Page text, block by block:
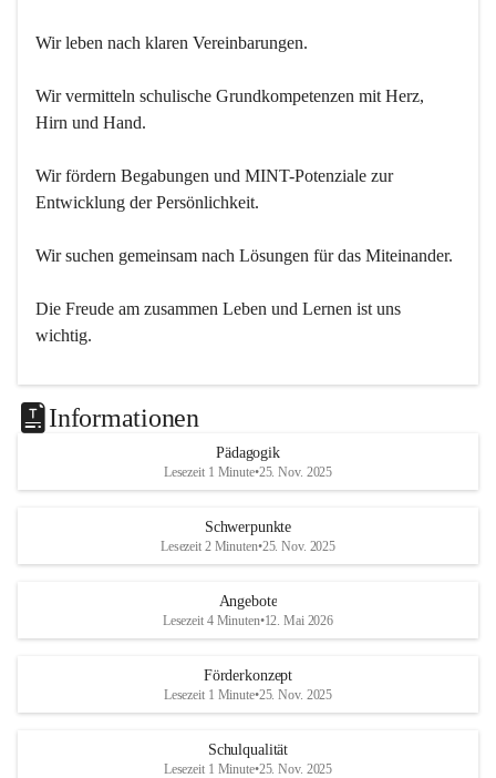
Wir leben nach klaren Vereinbarungen.
Wir vermitteln schulische Grundkompetenzen mit Herz,
Hirn und Hand.
Wir fördern Begabungen und MINT-Potenziale zur
Entwicklung der Persönlichkeit.
Wir suchen gemeinsam nach Lösungen für das Miteinander.
Die Freude am zusammen Leben und Lernen ist uns
wichtig.
Informationen
Pädagogik
Lesezeit 1 Minute•25. Nov. 2025
Schwerpunkte
Lesezeit 2 Minuten•25. Nov. 2025
Angebote
Lesezeit 4 Minuten•12. Mai 2026
Förderkonzept
Lesezeit 1 Minute•25. Nov. 2025
Schulqualität
Lesezeit 1 Minute•25. Nov. 2025